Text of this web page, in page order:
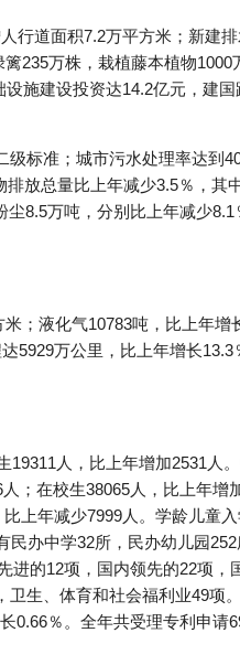
行道面积7.2万平方米；新建
235万株，栽植藤本植物1000
施建设投资达14.2亿元，建国
标准；城市污水处理率达到
放总量比上年减少3.5％，其
8.5万吨，分别比上年减少8.1
；液化气10783吨，比上年增
5929万公里，比上年增长13.3
人，比上年增加2531人
；在校生38065人，比上年增
上年减少7999人。学龄儿童
民办中学32所，民办幼儿园
进的12项，国内领先的22项，
生、体育和社会福利业49项
0.66％。全年共受理专利申请